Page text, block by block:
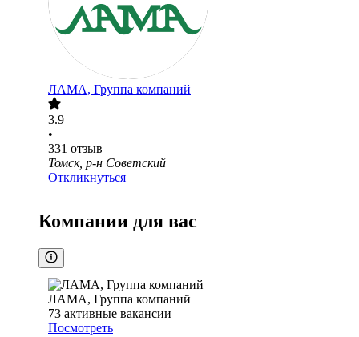
ЛАМА, Группа компаний
3.9
•
331 отзыв
Томск, р-н Советский
Откликнуться
Компании для вас
ЛАМА, Группа компаний
73 активные вакансии
Посмотреть